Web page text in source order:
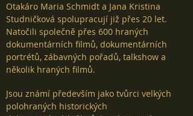
Otakáro Maria Schmidt a Jana Kristina
Studničková spolupracují již přes 20 let.
Natočili společně přes 600 hraných
dokumentárních filmů, dokumentárních
portrétů, zábavných pořadů, talkshow a
několik hraných filmů.
Jsou známí především jako tvůrci velkých
polohraných historických